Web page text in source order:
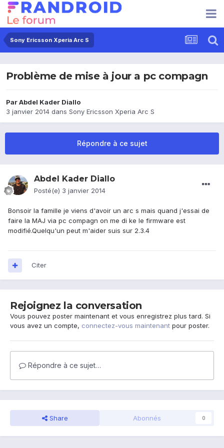
Sony Ericsson Xperia Arc S
Problème de mise à jour a pc compagn
ParAbdel Kader Diallo
3 janvier 2014 dans Sony Ericsson Xperia Arc S
Répondre à ce sujet
Abdel Kader Diallo
Posté(e) 3 janvier 2014
Bonsoir la famille je viens d'avoir un arc s mais quand j'essai de
faire la MAJ via pc compagn on me di ke le firmware est
modifié.Quelqu'un peut m'aider suis sur 2.3.4
Citer
Rejoignez la conversation
Vous pouvez poster maintenant et vous enregistrez plus tard. Si
vous avez un compte, connectez-vous maintenant pour poster.
Répondre à ce sujet…
Share Abonnés 0